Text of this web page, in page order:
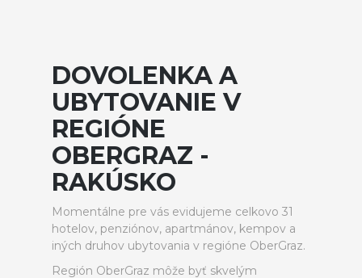
DOVOLENKA A
UBYTOVANIE V
REGIÓNE
OBERGRAZ -
RAKÚSKO
Momentálne pre vás evidujeme celkovo 31
hotelov, penziónov, apartmánov, kempov a
iných druhov ubytovania v regióne OberGraz.
Región OberGraz môže byť skvelým